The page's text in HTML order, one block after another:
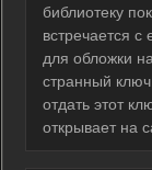
библиотеку
встречается
для обложки
странный
отдать этот
открывает на